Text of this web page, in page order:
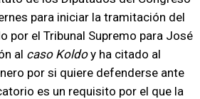
para iniciar la tramitación del
por el Tribunal Supremo para José
al caso Koldoy ha citado al
por si quiere defenderse ante
es un requisito por el que la